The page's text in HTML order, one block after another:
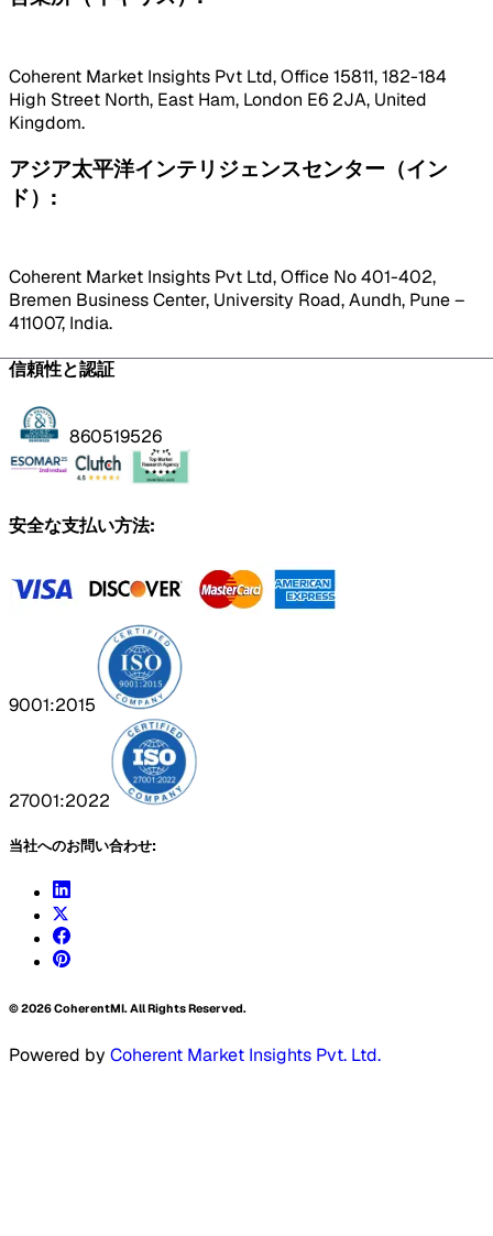
Coherent Market Insights Pvt Ltd, Office 15811, 182-184
High Street North, East Ham, London E6 2JA, United
Kingdom.
アジア太平洋インテリジェンスセンター（イン
ド）:
Coherent Market Insights Pvt Ltd, Office No 401-402,
Bremen Business Center, University Road, Aundh, Pune –
411007, India.
信頼性と認証
860519526
安全な支払い方法:
9001:2015
27001:2022
当社へのお問い合わせ:
©2026CoherentMI. All Rights Reserved.
Powered by Coherent Market Insights Pvt. Ltd.